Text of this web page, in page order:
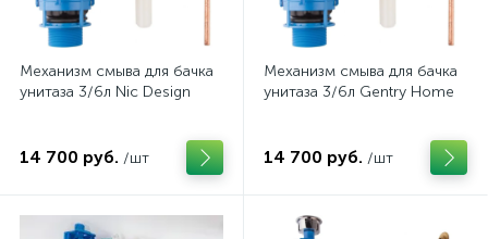
Механизм смыва для бачка
унитаза 3/6л Nic Design
14 700 руб. /шт
Механизм смыва для бачка
унитаза 3/6л Gentry Home
14 700 руб. /шт